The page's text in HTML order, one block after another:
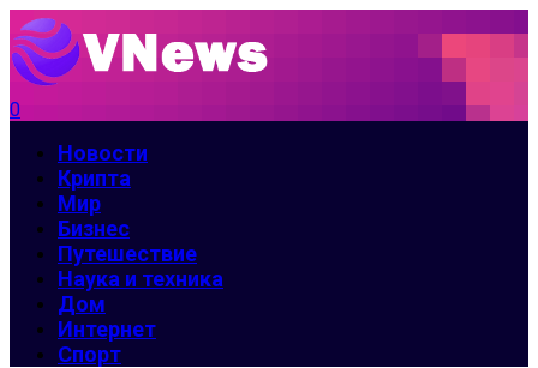
0
Новости
Крипта
Мир
Бизнес
Путешествие
Наука и техника
Дом
Интернет
Спорт